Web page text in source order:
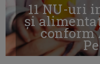
11 NU-uri
și
conform